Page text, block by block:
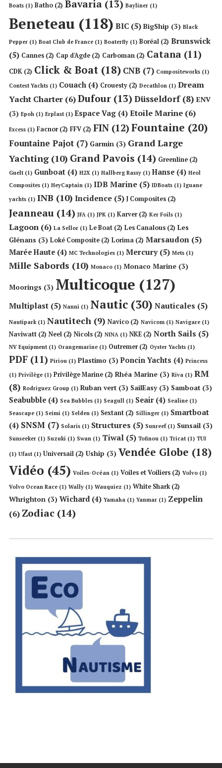
Boats (1) Batho (2) Bavaria (13) Bayliner (1)
Beneteau (118) BIC (5) BigShip (3) Black
Pepper (1) Boat Club de France (1) Boaterfly (1) Boréal (2) Brunswick
(5) Cannes (2) Cap d'Agde (2) Carboman (2) Catana (11)
CDK (2) Click & Boat (18) CNB (7) Compositeworks (1)
Contest Yachts (1) Couach (4) Crouesty (2) Decathlon (1) Dream
Yacht Charter (6)Dufour (13) Düsseldorf(8) ENV
(3) Epoh (1) Erplast(1) Espace Vag (4) Etoile Marine (6)
Excess (1) Facnor(2) FFV (2) FIN (12) Fountaine (20)
Fountaine Pajot (7) Garmin (3) Grand Large
Yachting(10) Grand Pavois (14) Greenline (2)
Guelt(1) Gunboat (4) H2X (1) Hallberg Rassy (1) Hanse (4) Heol
Composites (1) HeyCaptain (1) IDB Marine (5) IDBoats (1) Iguane
yachts (1) INB (10) Incidence (5) J Composites (2)
Jeanneau (14) JFA (1) JPK (1) Karver(2) Ker Foils (1)
Lagoon (6) La Sellor (1) Le Boat (2) Les Canalous (2) Les
Glénans (3) Loké Composite (2) Lorima (2) Marsaudon (5)
Marée Haute (4) MC Technologies (1) Mercury(5) Mets (1)
Mille Sabords (10) Monaco (1) Monaco Marine (3)
Moorings (3) Multicoque (127)
Multiplast (5) Nanni (1) Nautic (30) Nauticales (5)
Nautipark(1) Nautitech (9) Navico (2) Navicom (1) Navigare (1)
Naviwatt (2) Neel (2) Nicols (2) NINA (1) NKE (2) North Sails (5)
NV Equipment(1) Orangemarine (1) Outremer(2) Oyster Yachts (1)
PDF (11) Piriou (1) Plastimo (3) Poncin Yachts (4) Princess
(1) Privilège (1) Privilège Marine (2) Rhéa Marine (3) Riva (1) RM
(8) Rodriguez Group (1) Ruban vert (3) SailEasy(3) Samboat (3)
Seabubble (4) Sea Bubbles (1) Seagull (1) Seair(4) Sealine (1)
Seascape (1) Seimi (1) Selden (1) Sextant (2) Sillinger (1) Smartboat
(4) SNSM (7) Solaris (1) Structures (5) Sunreef(1) Sunsail (3)
Sunseeker (1) Suzuki (1) Swan (1) Tiwal (5) Tofinou (1) Tricat(1) TUI
(1) Ufast(1) Universail (2) Uship (3) Vendée Globe (18)
Vidéo (45) Voiles-Océan (1) Voiles et Voiliers (2) Volvo (1)
Volvo Ocean Race (1) Wally (1) Wauquiez (1) White Shark(2)
Whrighton (3) Wichard(4) Yamaha (1) Yanmar (1) Zeppelin
(6) Zodiac (14)